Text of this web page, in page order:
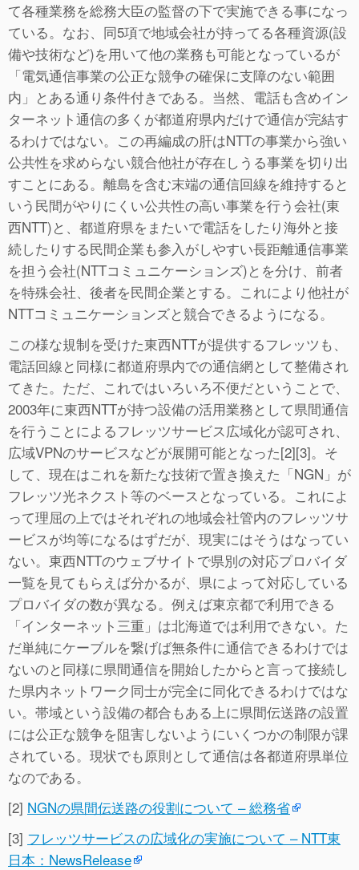
て各種業務を総務大臣の監督の下で実施できる事になっ
ている。なお、同5項で地域会社が持ってる各種資源(設
備や技術など)を用いて他の業務も可能となっているが
「電気通信事業の公正な競争の確保に支障のない範囲
内」とある通り条件付きである。当然、電話も含めイン
ターネット通信の多くが都道府県内だけで通信が完結す
るわけではない。この再編成の肝はNTTの事業から強い
公共性を求めらない競合他社が存在しうる事業を切り出
すことにある。離島を含む末端の通信回線を維持すると
いう民間がやりにくい公共性の高い事業を行う会社(東
西NTT)と、都道府県をまたいで電話をしたり海外と接
続したりする民間企業も参入がしやすい長距離通信事業
を担う会社(NTTコミュニケーションズ)とを分け、前者
を特殊会社、後者を民間企業とする。これにより他社が
NTTコミュニケーションズと競合できるようになる。
この様な規制を受けた東西NTTが提供するフレッツも、
電話回線と同様に都道府県内での通信網として整備され
てきた。ただ、これではいろいろ不便だということで、
2003年に東西NTTが持つ設備の活用業務として県間通信
を行うことによるフレッツサービス広域化が認可され、
広域VPNのサービスなどが展開可能となった[2][3]。そ
して、現在はこれを新たな技術で置き換えた「NGN」が
フレッツ光ネクスト等のベースとなっている。これによ
って理屈の上ではそれぞれの地域会社管内のフレッツサ
ービスが均等になるはずだが、現実にはそうはなってい
ない。東西NTTのウェブサイトで県別の対応プロバイダ
一覧を見てもらえば分かるが、県によって対応している
プロバイダの数が異なる。例えば東京都で利用できる
「インターネット三重」は北海道では利用できない。た
だ単純にケーブルを繋げば無条件に通信できるわけでは
ないのと同様に県間通信を開始したからと言って接続し
た県内ネットワーク同士が完全に同化できるわけではな
い。帯域という設備の都合もある上に県間伝送路の設置
には公正な競争を阻害しないようにいくつかの制限が課
されている。現状でも原則として通信は各都道府県単位
なのである。
[2] NGNの県間伝送路の役割について – 総務省
[3] フレッツサービスの広域化の実施について – NTT東
日本：NewsRelease